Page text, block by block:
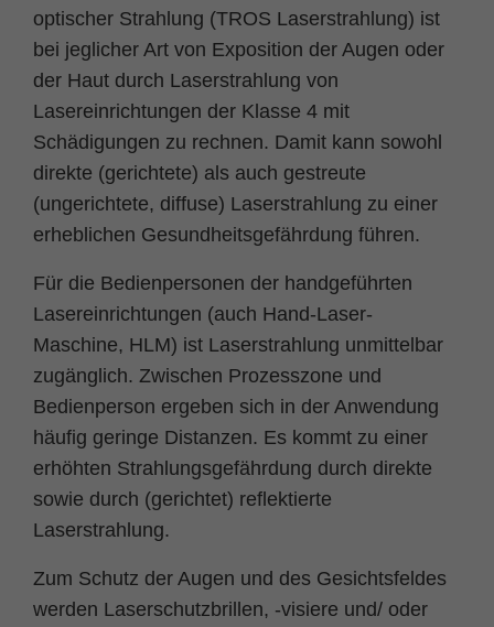
optischer Strahlung (TROS Laserstrahlung) ist
bei jeglicher Art von Exposition der Augen oder
der Haut durch Laserstrahlung von
Lasereinrichtungen der Klasse 4 mit
Schädigungen zu rechnen. Damit kann sowohl
direkte (gerichtete) als auch gestreute
(ungerichtete, diffuse) Laserstrahlung zu einer
erheblichen Gesundheitsgefährdung führen.
Für die Bedienpersonen der handgeführten
Lasereinrichtungen (auch Hand-Laser-
Maschine, HLM) ist Laserstrahlung unmittelbar
zugänglich. Zwischen Prozesszone und
Bedienperson ergeben sich in der Anwendung
häufig geringe Distanzen. Es kommt zu einer
erhöhten Strahlungsgefährdung durch direkte
sowie durch (gerichtet) reflektierte
Laserstrahlung.
Zum Schutz der Augen und des Gesichtsfeldes
werden Laserschutzbrillen, -visiere und/ oder
Laufzeit Ende der Sitzung
Zweck PHPs Standard Sitzungs Identifikation